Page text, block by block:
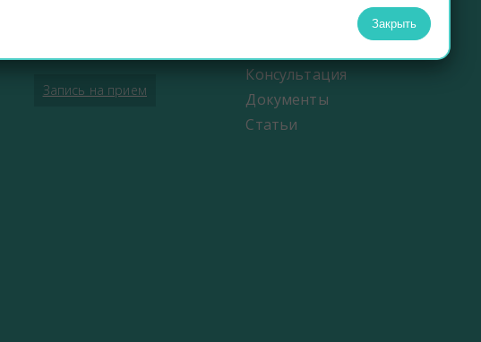
Запись на прием
Наши специалисты
Консультация
Документы
Статьи
Закрыть